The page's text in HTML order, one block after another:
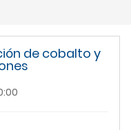
de cobalto y